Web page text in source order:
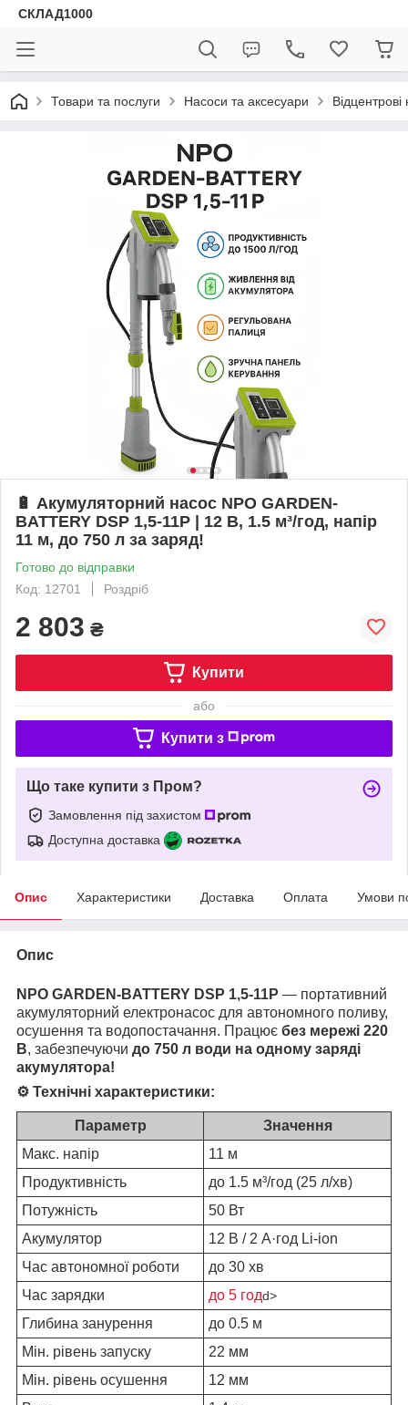
СКЛАД1000
Товари та послуги Насоси та аксесуари Відцентрові
🔋 Акумуляторний насос NPO GARDEN-
BATTERY DSP 1,5-11P | 12 В, 1.5 м³/год, напір
11 м, до 750 л за заряд!
Готово до відправки
Код: 12701
Роздріб
2 803 ₴
Купити
або
Купити з
Що таке купити з Пром?
Замовлення під захистом
Доступна доставка
Опис Характеристики Доставка Оплата Умови
Опис
NPO GARDEN-BATTERY DSP 1,5-11P — портативний
акумуляторний електронасос для автономного поливу,
осушення та водопостачання. Працює без мережі 220
В, забезпечуючи до 750 л води на одному заряді
акумулятора!
⚙️ Технічні характеристики:
Параметр
Значення
Макс. напір
11 м
Продуктивність
до 1.5 м³/год (25 л/хв)
Потужність
50 Вт
Акумулятор
12 В / 2 А·год Li-ion
Час автономної роботи
до 30 хв
Час зарядки
до 5 годd>
Глибина занурення
до 0.5 м
Мін. рівень запуску
22 мм
Мін. рівень осушення
12 мм